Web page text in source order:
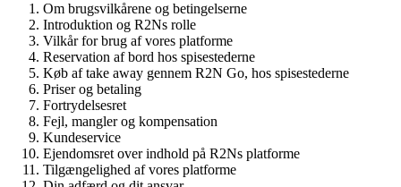
Om brugsvilkårene og betingelserne
Introduktion og R2Ns rolle
Vilkår for brug af vores platforme
Reservation af bord hos spisestederne
Køb af take away gennem R2N Go, hos spisestederne
Priser og betaling
Fortrydelsesret
Fejl, mangler og kompensation
Kundeservice
Ejendomsret over indhold på R2Ns platforme
Tilgængelighed af vores platforme